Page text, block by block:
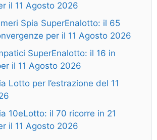
il 11 Agosto 2026
Spia SuperEnalotto: il 65
per il 11 Agosto 2026
SuperEnalotto: il 16 in
il 11 Agosto 2026
Lotto per l’estrazione del 11
10eLotto: il 70 ricorre in 21
il 11 Agosto 2026